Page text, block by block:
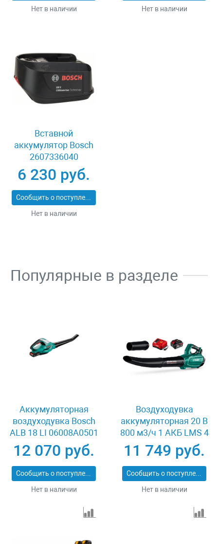
Нет в наличии Нет в наличии
Вставной
аккумулятор Bosch
2607336040
6 230 руб.
Сообщить о поступлении
Нет в наличии
Популярные в разделе
Аккумуляторная
воздуходувка Bosch
ALB 18 LI 06008A0501
12 070 руб.
Сообщить о поступлении
Нет в наличии
Воздуходувка
аккумуляторная 20 В
800 м3/ч 1 АКБ LMS 4
Ач Зубр ВА-800-41
11 749 руб.
Сообщить о поступлении
Нет в наличии